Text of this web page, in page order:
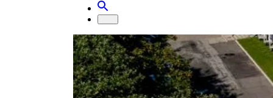
Nyhedsarkiv
Ny bestyrelse
Nyt fra bestyrelsen